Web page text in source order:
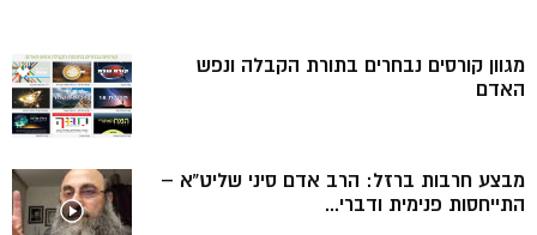
מגוון קורסים נבחרים בתורת הקבלה ונפש
האדם
מבצע חרבות ברזל: הרב אדם סיני שליט”א –
התייחסות פנימית ודברי...